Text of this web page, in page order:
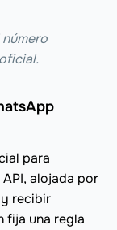
para
alojada por
y recibir
fija una regla